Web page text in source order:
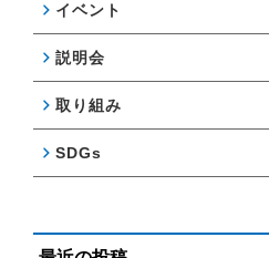
イベント
説明会
取り組み
SDGs